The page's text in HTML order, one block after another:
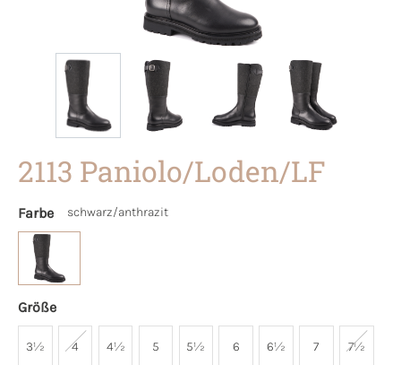
2113 Paniolo/Loden/LF
Farbe schwarz/anthrazit
Größe
3½ 4 4½ 5 5½ 6 6½ 7 7½